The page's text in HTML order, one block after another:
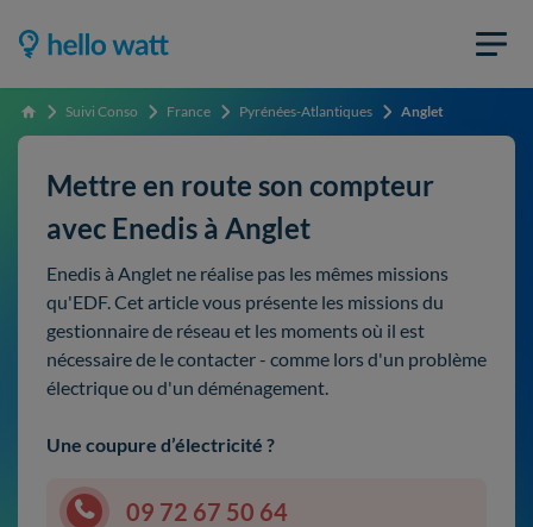
Accueil Suivi Conso France Pyrénées-Atlantiques Anglet
Mettre en route son compteur
avec Enedis à Anglet
Enedis à Anglet ne réalise pas les mêmes missions
qu'EDF. Cet article vous présente les missions du
gestionnaire de réseau et les moments où il est
nécessaire de le contacter - comme lors d'un problème
électrique ou d'un déménagement.
Une coupure d’électricité ?
09 72 67 50 64